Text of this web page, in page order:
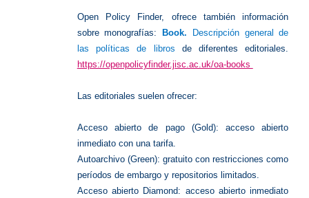
Open Policy Finder, ofrece también información
sobre monografías:Book. Descripción general de
las políticas de libros de diferentes editoriales.
https://openpolicyfinder.jisc.ac.uk/oa-books
Las editoriales suelen ofrecer:
Acceso abierto de pago (Gold): acceso abierto
inmediato con una tarifa.
Autoarchivo (Green): gratuito con restricciones como
períodos de embargo y repositorios limitados.
Acceso abierto Diamond: acceso abierto inmediato